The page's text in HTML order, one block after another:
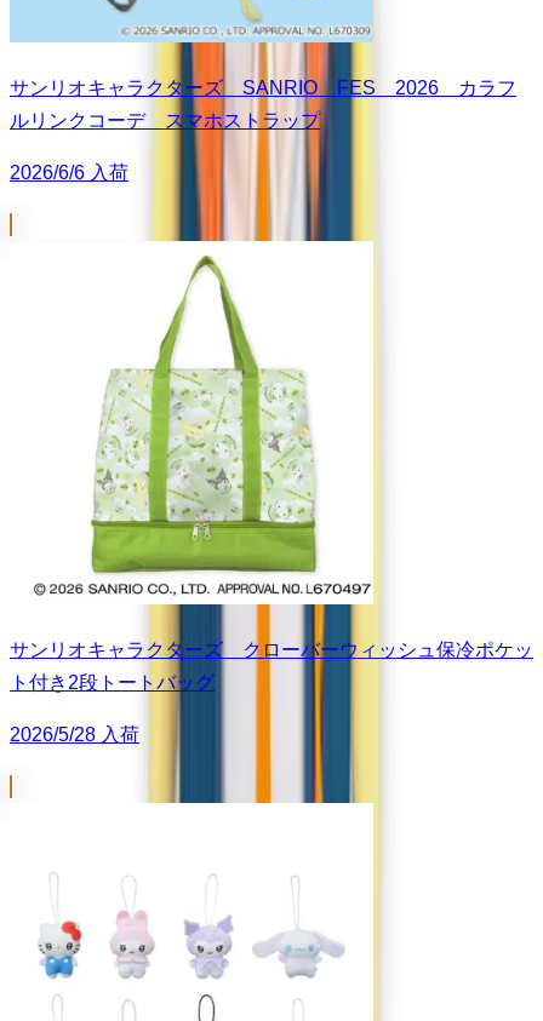
サンリオキャラクターズ SANRIO FES 2026 カラフ
ルリンクコーデ スマホストラップ
2026/6/6 入荷
サンリオキャラクターズ クローバーウィッシュ保冷ポケッ
ト付き2段トートバッグ
2026/5/28 入荷